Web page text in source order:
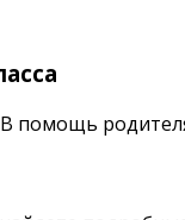
В помощь